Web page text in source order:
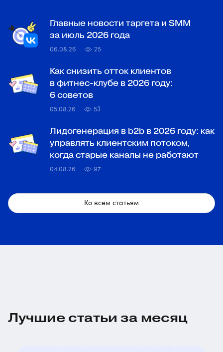
Главные новости таргета и SMM
за июль 2026 года
06.08.26 25
Как снизить отток клиентов
в фитнес-клубе в 2026 году:
6 советов
05.08.26 53
Лидогенерация в b2b в 2026 году: как
управлять клиентским потоком,
когда старые каналы не работают
04.08.26 97
Ко всем статьям
Лучшие статьи за месяц